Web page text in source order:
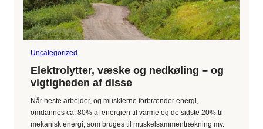
Uncategorized
Elektrolytter, væske og nedkøling – og
vigtigheden af disse
Når heste arbejder, og musklerne forbrænder energi,
omdannes ca. 80% af energien til varme og de sidste 20% til
mekanisk energi, som bruges til muskelsammentrækning mv.